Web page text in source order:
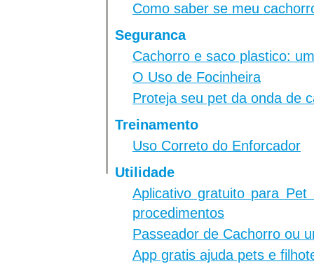
Como saber se meu
Seguranca
Cachorro e saco plastico:
O Uso de Focinheira
Proteja seu pet da onda de
Treinamento
Uso Correto do Enforcador
Utilidade
Aplicativo gratuito para
procedimentos
Passeador de Cachorro ou
App gratis ajuda pets e